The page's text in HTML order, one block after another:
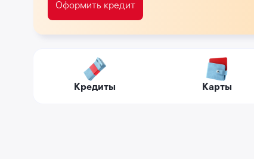
Оформить кредит
Кредиты Карты